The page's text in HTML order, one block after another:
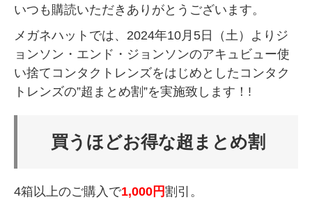
いつも購読いただきありがとうございます。
メガネハットでは、2024年10月5日（土）よりジ
ョンソン・エンド・ジョンソンのアキュビュー使
い捨てコンタクトレンズをはじめとしたコンタク
トレンズの”超まとめ割”を実施致します！!
買うほどお得な超まとめ割
4箱以上のご購入で1,000円割引。